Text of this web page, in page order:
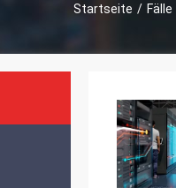
Startseite / Fälle